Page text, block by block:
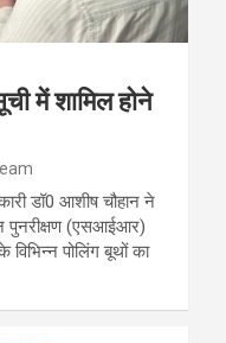
में शामिल होने
डॉ0 आशीष चौहान ने
पुनरीक्षण (एसआईआर)
पोलिंग बूथों का